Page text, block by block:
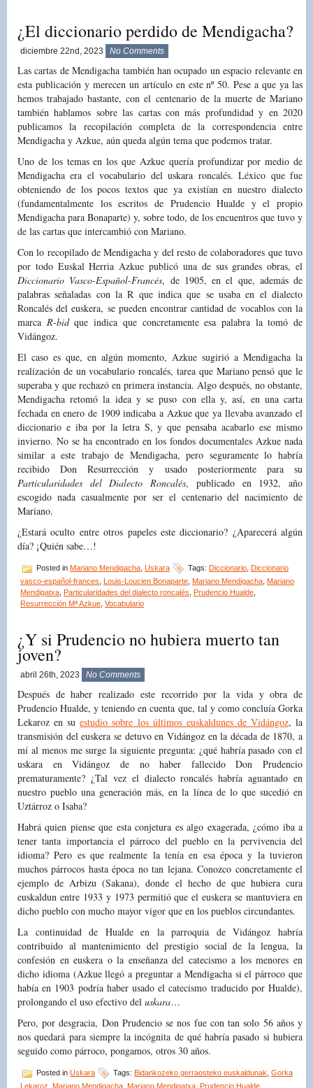
¿El diccionario perdido de Mendigacha?
diciembre 22nd, 2023 No Comments
Las cartas de Mendigacha también han ocupado un espacio relevante en
esta publicación y merecen un artículo en este nº 50. Pese a que ya las
hemos trabajado bastante, con el centenario de la muerte de Mariano
también hablamos sobre las cartas con más profundidad y en 2020
publicamos la recopilación completa de la correspondencia entre
Mendigacha y Azkue, aún queda algún tema que podemos tratar.
Uno de los temas en los que Azkue quería profundizar por medio de
Mendigacha era el vocabulario del uskara roncalés. Léxico que fue
obteniendo de los pocos textos que ya existían en nuestro dialecto
(fundamentalmente los escritos de Prudencio Hualde y el propio
Mendigacha para Bonaparte) y, sobre todo, de los encuentros que tuvo y
de las cartas que intercambió con Mariano.
Con lo recopilado de Mendigacha y del resto de colaboradores que tuvo
por todo Euskal Herria Azkue publicó una de sus grandes obras, el
Diccionario Vasco-Español-Francés, de 1905, en el que, además de
palabras señaladas con la R que indica que se usaba en el dialecto
Roncalés del euskera, se pueden encontrar cantidad de vocablos con la
marca R-bidque indica que concretamente esa palabra la tomó de
Vidángoz.
El caso es que, en algún momento, Azkue sugirió a Mendigacha la
realización de un vocabulario roncalés, tarea que Mariano pensó que le
superaba y que rechazó en primera instancia. Algo después, no obstante,
Mendigacha retomó la idea y se puso con ella y, así, en una carta
fechada en enero de 1909 indicaba a Azkue que ya llevaba avanzado el
diccionario e iba por la letra S, y que pensaba acabarlo ese mismo
invierno. No se ha encontrado en los fondos documentales Azkue nada
similar a este trabajo de Mendigacha, pero seguramente lo habría
recibido Don Resurrección y usado posteriormente para su
Particularidades del Dialecto Roncalés, publicado en 1932, año
escogido nada casualmente por ser el centenario del nacimiento de
Mariano.
¿Estará oculto entre otros papeles este diccionario? ¿Aparecerá algún
día? ¡Quién sabe…!
Posted in Mariano Mendigacha Uskara Tags: Diccionario Diccionario
vasco-español-frances Louis-Loucien Bonaparte Mariano Mendigacha Mariano
Mendigatxa Particularidades del dialecto roncalés Prudencio Hualde
Resurrección Mª Azkue Vocabulario
¿Y si Prudencio no hubiera muerto tan
joven?
abril 26th, 2023 No Comments
Después de haber realizado este recorrido por la vida y obra de
Prudencio Hualde, y teniendo en cuenta que, tal y como concluía Gorka
Lekaroz en suestudio sobre los últimos euskaldunes de Vidángoz, la
transmisión del euskera se detuvo en Vidángoz en la década de 1870, a
mí al menos me surge la siguiente pregunta: ¿qué habría pasado con el
uskara en Vidángoz de no haber fallecido Don Prudencio
prematuramente? ¿Tal vez el dialecto roncalés habría aguantado en
nuestro pueblo una generación más, en la línea de lo que sucedió en
Uztárroz o Isaba?
Habrá quien piense que esta conjetura es algo exagerada, ¿cómo iba a
tener tanta importancia el párroco del pueblo en la pervivencia del
idioma? Pero es que realmente la tenía en esa época y la tuvieron
muchos párrocos hasta época no tan lejana. Conozco concretamente el
ejemplo de Arbizu (Sakana), donde el hecho de que hubiera cura
euskaldun entre 1933 y 1973 permitió que el euskera se mantuviera en
dicho pueblo con mucho mayor vigor que en los pueblos circundantes.
La continuidad de Hualde en la parroquia de Vidángoz habría
contribuido al mantenimiento del prestigio social de la lengua, la
confesión en euskera o la enseñanza del catecismo a los menores en
dicho idioma (Azkue llegó a preguntar a Mendigacha si el párroco que
había en 1903 podría haber usado el catecismo traducido por Hualde),
prolongando el uso efectivo del uskara…
Pero, por desgracia, Don Prudencio se nos fue con tan solo 56 años y
nos quedará para siempre la incógnita de qué habría pasado si hubiera
seguido como párroco, pongamos, otros 30 años.
Posted in Uskara Tags: Bidankozeko gerraosteko euskaldunak Gorka
Lekaroz Mariano Mendigacha Mariano Mendigatxa Prudencio Hualde